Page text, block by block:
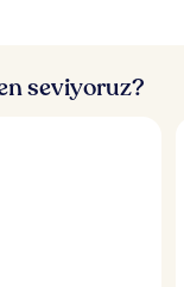
seviyoruz?